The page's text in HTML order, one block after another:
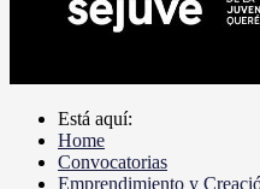
Está aquí:
Home
Convocatorias
Emprendimiento y